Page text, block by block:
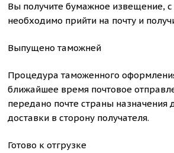
Вы получите бумажное извещение,
необходимо прийти на почту и
Выпущено таможней
Процедура таможенного
ближайшее время почтовое
передано почте страны назначения
доставки в сторону получателя.
Готово к отгрузке